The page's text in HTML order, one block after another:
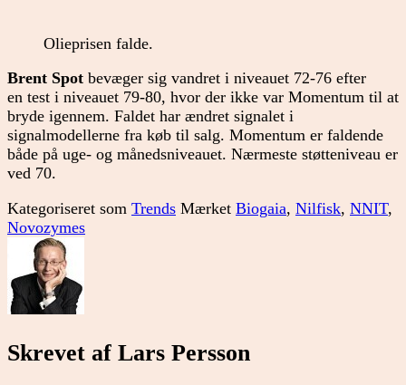
Olieprisen falde.
Brent Spot bevæger sig vandret i niveauet 72-76 efter
en test i niveauet 79-80, hvor der ikke var Momentum til at
bryde igennem. Faldet har ændret signalet i
signalmodellerne fra køb til salg. Momentum er faldende
både på uge- og månedsniveauet. Nærmeste støtteniveau er
ved 70.
Kategoriseret som Trends Mærket Biogaia, Nilfisk, NNIT,
Novozymes
Skrevet af Lars Persson